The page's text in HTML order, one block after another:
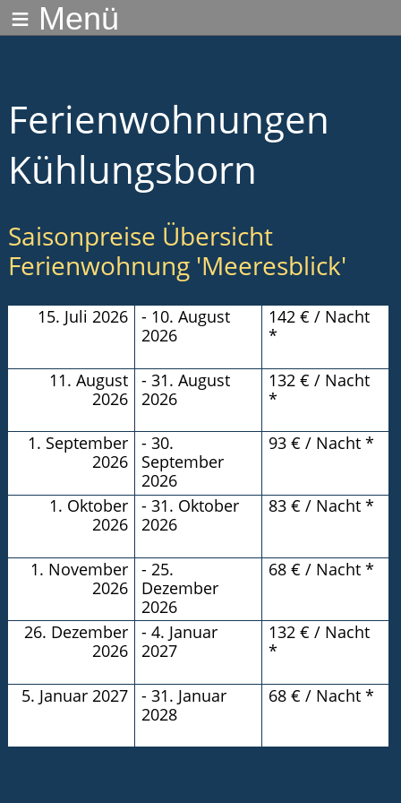
≡ Menü
Ferienwohnungen
Kühlungsborn
Saisonpreise Übersicht
Ferienwohnung 'Meeresblick'
15. Juli 2026
- 10. August
2026
142 € / Nacht
*
11. August
2026
- 31. August
2026
132 € / Nacht
*
1. September
2026
- 30.
September
2026
93 € / Nacht *
1. Oktober
2026
- 31. Oktober
2026
83 € / Nacht *
1. November
2026
- 25.
Dezember
2026
68 € / Nacht *
26. Dezember
2026
- 4. Januar
2027
132 € / Nacht
*
5. Januar 2027
- 31. Januar
2028
68 € / Nacht *